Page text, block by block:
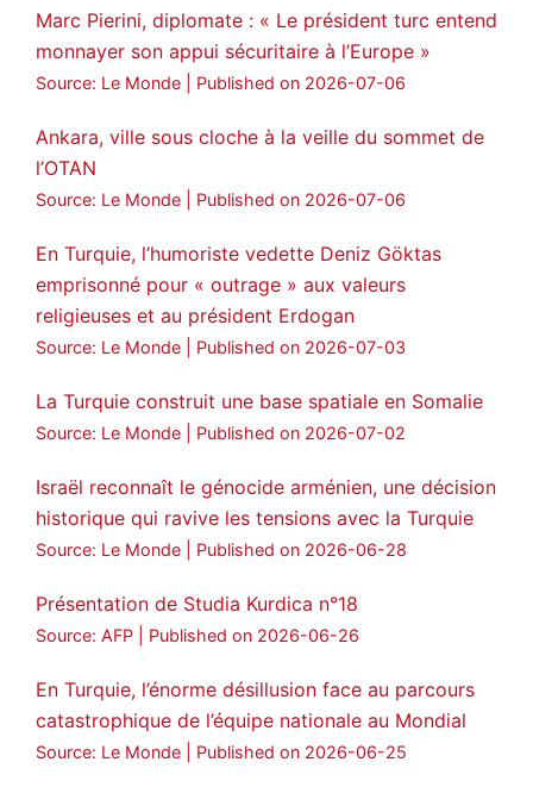
Marc Pierini, diplomate : « Le président turc entend
monnayer son appui sécuritaire à l’Europe »
Source: Le Monde Published on 2026-07-06
Ankara, ville sous cloche à la veille du sommet de
l’OTAN
Source: Le Monde Published on 2026-07-06
En Turquie, l’humoriste vedette Deniz Göktas
emprisonné pour « outrage » aux valeurs
religieuses et au président Erdogan
Source: Le Monde Published on 2026-07-03
La Turquie construit une base spatiale en Somalie
Source: Le Monde Published on 2026-07-02
Israël reconnaît le génocide arménien, une décision
historique qui ravive les tensions avec la Turquie
Source: Le Monde Published on 2026-06-28
Présentation de Studia Kurdica n°18
Source: AFP Published on 2026-06-26
En Turquie, l’énorme désillusion face au parcours
catastrophique de l’équipe nationale au Mondial
Source: Le Monde Published on 2026-06-25